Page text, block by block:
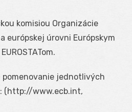
komisiou Organizácie
európskej úrovni Európskym
jednotlivých
(http://www.ecb.int,